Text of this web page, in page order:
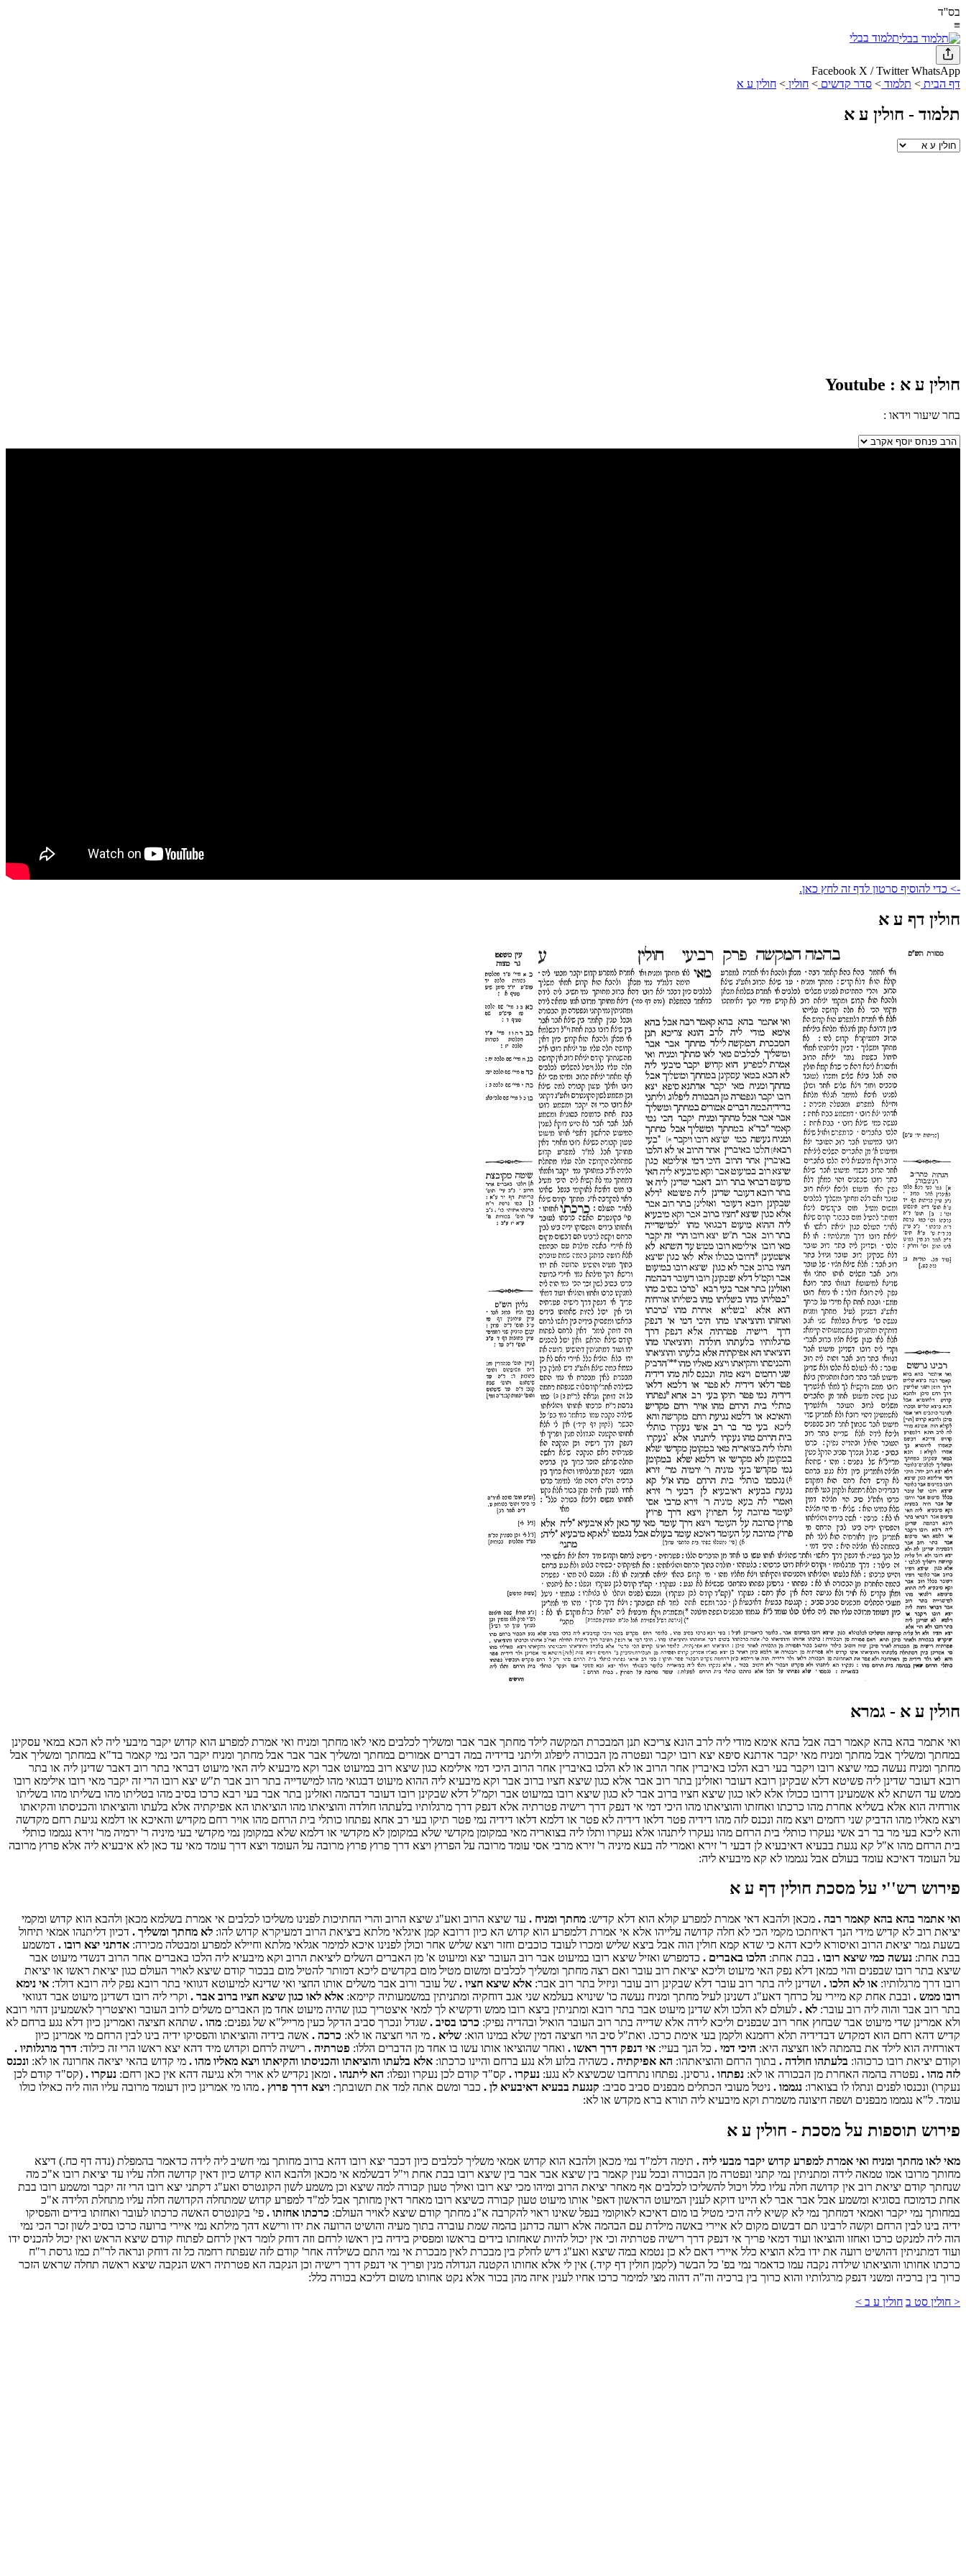
בס''ד
≡
תלמוד בבלי
Facebook X / TwitterWhatsApp
דף הבית > תלמוד > סדר קדשים > חולין > חולין ע א
תלמוד - חולין ע א
חולין ע א : Youtube
בחר שיעור וידאו :
-> כדי להוסיף סרטון לדף זה לחץ כאן.
חולין דף ע א
חולין ע א - גמרא
ואי אתמר בהא בהא קאמר רבה אבל בהא אימא מודי ליה לרב הונא צריכא תנן המבכרת המקשה לילד מחתך אבר אבר ומשליך לכלבים מאי לאו מחתך ומניח ואי אמרת למפרע הוא קדוש יקבר מיבעי ליה לא הכא במאי עסקינן
במחתך ומשליך אבל מחתך ומניח מאי יקבר אדתנא סיפא יצא רובו יקבר ונפטרה מן הבכורה ליפלוג וליתני בדידיה במה דברים אמורים במחתך ומשליך אבר אבר אבל מחתך ומניח יקבר הכי נמי קאמר בד"א במחתך ומשליך אבל
מחתך ומניח נעשה כמי שיצא רובו ויקבר בעי רבא הלכו באיברין אחר הרוב או לא הלכו באיברין אחר הרוב היכי דמי אילימא כגון שיצא רוב במיעוט אבר וקא מיבעיא ליה האי מיעוט דבראי בתר רוב דאבר שדינן ליה או בתר
רובא דעובר שדינן ליה פשיטא דלא שבקינן רובא דעובר ואזלינן בתר רוב אבר אלא כגון שיצא חציו ברוב אבר וקא מיבעיא ליה ההוא מיעוט דבגואי מהו למישדייה בתר רוב אבר ת"ש יצא רובו הרי זה יקבר מאי רובו אילימא רובו
ממש עד השתא לא אשמעינן דרובו ככולו אלא לאו כגון שיצא חציו ברוב אבר לא כגון שיצא רובו במיעוט אבר וקמ"ל דלא שבקינן רובו דעובר דבהמה ואזלינן בתר אבר בעי רבא כרכו בסיב מהו בטליתו מהו בשליתו מהו בשליתו
אורחיה הוא אלא בשליא אחרת מהו כרכתו ואחזתו והוציאתו מהו היכי דמי אי דנפק דרך רישיה פטרתיה אלא דנפק דרך מרגלותיו בלעתהו חולדה והוציאתו מהו הוציאתו הא אפיקתיה אלא בלעתו והוציאתו והכניסתו והקיאתו
ויצא מאליו מהו הדביק שני רחמים ויצא מזה ונכנס לזה מהו דידיה פטר דלאו דידיה לא פטר או דלמא דלאו דידיה נמי פטר תיקו בעי רב אחא נפתחו כותלי בית הרחם מהו אויר רחם מקדיש והאיכא או דלמא נגיעת רחם מקדשה
והא ליכא בעי מר בר רב אשי נעקרו כותלי בית הרחם מהו נעקרו ליתנהו אלא נעקרו ותלו ליה בצואריה מאי במקומן מקדשי שלא במקומן לא מקדשי או דלמא שלא במקומן נמי מקדשי בעי מיניה ר' ירמיה מר' זירא נגממו כותלי
בית הרחם מהו א"ל קא נגעת בבעיא דאיבעיא לן דבעי ר' זירא ואמרי לה בעא מיניה ר' זירא מרבי אסי עומד מרובה על הפרוץ ויצא דרך פרוץ פרוץ מרובה על העומד ויצא דרך עומד מאי עד כאן לא איבעיא ליה אלא פרוץ מרובה
על העומד דאיכא עומד בעולם אבל נגממו לא קא מיבעיא ליה:
פירוש רש''י על מסכת חולין דף ע א
ואי אתמר בהא בהא קאמר רבה . מכאן ולהבא דאי אמרת למפרע קולא הוא דלא קדיש: מחתך ומניח . עד שיצא הרוב ואע"ג שיצא הרוב והרי החתיכות לפנינו משליכו לכלבים אי אמרת בשלמא מכאן ולהבא הוא קדוש ומקמי
יציאת רוב לא קדיש מידי הנך דאיחתכו מקמי הכי לא חלה קדושה עלייהו אלא אי אמרת דלמפרע הוא קדוש הא כיון דרובא קמן איגלאי מלתא ביציאת הרוב דמעיקרא קדוש להו: לא מחתך ומשליך . דכיון דליתנהו אמאי תיחול
בשעת גמר יציאת הרוב ואיסורא ליכא דהא כי שדא קמא חולין הוה אבל ביצא שליש ומכרו לעובד כוכבים וחזר ויצא שליש אחר וכולן לפנינו איכא למימר אגלאי מלתא וחיילא למפרע ומבטלה מכירה: אדתני יצא רובו . דמשמע
בבת אחת: נעשה כמי שיצא רובו . בבת אחת: הלכו באברים . כדמפרש ואזיל שיצא רובו במיעוט אבר רוב העובר יצא ומיעוט א' מן האברים השלים ליציאת הרוב וקא מיבעיא ליה הלכו באברים אחר הרוב דנשדי מיעוט אבר
שיצא בתר רובו שבפנים והוי כמאן דלא נפק האי מיעוט וליכא יציאת רוב עובר ואם רצה מחתך ומשליך לכלבים ומשום מטיל מום בקדשים ליכא דמותר להטיל מום בבכור קודם שיצא לאויר העולם כגון יציאת ראשו או יציאת
רובו דרך מרגלותיו: או לא הלכו . ושדינן ליה בתר רוב עובר דלא שבקינן רוב עובר וניזיל בתר רוב אבר: אלא שיצא חציו . של עובר ורוב אבר משלים אותו החצי ואי שדינא למיעוטא דגוואי בתר רובא נפק ליה רובא דולד: אי נימא
רובו ממש . ובבת אחת קא מיירי על כרחך דאע"ג דשנינן לעיל מחתך ומניח נעשה כו' שינויא בעלמא שני אגב דוחקיה ומתניתין במשמעותיה קיימא: אלא לאו כגון שיצא חציו ברוב אבר . וקרי ליה רובו דשדינן מיעוט אבר דגוואי
בתר רוב אבר והוה ליה רוב עובר: לא . לעולם לא הלכו ולא שדינן מיעוט אבר בתר רובא ומתניתין ביצא רובו ממש ודקשיא לך למאי איצטריך כגון שהיה מיעוט אחד מן האברים משלים לרוב העובר ואיצטריך לאשמעינן דהוי רובא
ולא אמרינן שדי מיעוט אבר שבחוץ אחר רוב שבפנים וליכא לידה אלא שדייה בתר רוב העובר הואיל ובהדיה נפיק: כרכו בסיב . שגדל ונכרך סביב הדקל כעין מרייל"א של גפנים: מהו . שתהא חציצה ואמרינן כיון דלא נגע ברחם לא
קדיש דהא רחם הוא דמקדש דבדידיה תלא רחמנא ולקמן בעי אימת כרכו. ואת"ל סיב הוי חציצה דמין שלא במינו הוא: שליא . מי הוי חציצה או לא: כרכה . אשה בידיה והוציאתו והפסיקו ידיה בינו לבין הרחם מי אמרינן כיון
דאורחיה הוא לילד את בהמתה לאו חציצה היא: היכי דמי . כל הנך בעיי: אי דנפק דרך ראשו . ואחר שהוציאו אותו עשו בו אחד מן הדברים הללו: פטרתיה . רישיה לרחם וקדוש מיד דהא יצא ראשו הרי זה כילוד: דרך מרגלותיו .
וקודם יציאת רובו כרכוהו: בלעתהו חולדה . בתוך הרחם והוציאתהו: הא אפיקתיה . כשהיה בלוע ולא נגע ברחם והיינו כרכתו: אלא בלעתו והוציאתו והכניסתו והקיאתו ויצא מאליו מהו . מי קדוש בהאי יציאה אחרונה או לא: ונכנס
לזה מהו . נפטרה בהמה האחרת מן הבכורה או לא: נפתחו . גרסינן. נפתחו נתרחבו שכשיצא לא נגע: נעקרו . קס"ד קודם לכן נעקרו ונפלו: הא ליתנהו . ומאן נקדיש לא אויר ולא נגיעה דהא אין כאן רחם: נעקרו . (קס"ד קודם לכן
נעקרו) ונכנסו לפנים ונתלו לו בצוארו: נגממו . ניטל מעובי הכתלים מבפנים סביב סביב: קנגעת בבעיא דאיבעיא לן . כבר ומשם אתה למד את תשובתך: ויצא דרך פרוץ . מהו מי אמרינן כיון דעומד מרובה עליו הוה ליה כאילו כולו
עומד. ל"א נגממו מבפנים ושפה חיצונה משמרת וקא מיבעיא ליה תורא ברא מקדש או לא:
פירוש תוספות על מסכת - חולין ע א
מאי לאו מחתך ומניח ואי אמרת למפרע קדוש יקבר מבעי ליה . תימה דלמ"ד נמי מכאן ולהבא הוא קדוש אמאי משליך לכלבים כיון דכבר יצא רובו דהא ברוב מחותך נמי חשיב ליה לידה כדאמר בהמפלת (נדה דף כח.) דיצא
מחותך מרובו אמו טמאה לידה ומתניתין נמי קתני ונפטרה מן הבכורה ובכל ענין קאמר בין שיצא אבר אבר בין שיצא רובו בבת אחת וי"ל דבשלמא אי מכאן ולהבא הוא קדוש כיון דאין קדושה חלה עליו עד יציאת רובו א"כ מה
שנחתך קודם יציאת רוב אין קדושה חלה עליו כלל ויכול להשליכו לכלבים אף מאחר יציאת הרוב ומיהו מכי יצא רובו ואילך טעון קבורה למה שיצא וכן משמע לשון הקונטרס ואע"ג דקתני יצא רובו הרי זה יקבר ומשמע רובו בבת
אחת כדמוכח בסוגיא ומשמע אבל אבר אבר לא היינו דוקא לענין המיעוט הראשון דאפי' אותו מיעוט טעון קבורה כשיצא רובו מאחר דאין מחותך אבל למ"ד למפרע קדוש שמתחלה הקדושה חלה עליו מתחלת הלידה א"כ
במחותך נמי יקבר ואמאי דמחתך נמי לא קשיא ליה היכי מטיל בו מום דאיכא לאוקומי בנפל שאינו ראוי להקרבה א"נ מחתך קודם שיצא לאויר העולם: כרכתו אחזתו . פי' בקונטרס האשה כרכתו לעובר ואחזתו בידים והפסיקו
ידיה בינו לבין הרחם וקשה לרבינו תם דבשום מקום לא איירי באשה מילדת עם הבהמה אלא רועה כדתנן בהמה שמת עוברה בתוך מעיה והושיט הרועה את ידו ורישא דהך מילתא נמי איירי ברועה כרכו בסיב לשון זכר הכי נמי
הוה ליה למנקט כרכו ואחזו והוציאו ועוד דמאי פריך אי דנפק דרך רישיה פטרתיה וכי אין יכול להיות שאחזתו בידים בראשו ומפסיק בידיה בין ראשו לרחם וזה דוחק לומר דאין לרחם לפתוח קודם שיצא הראש ואין יכול להכניס ידו
ועוד דמתניתין דהושיט רועה את ידו בלא הוציא כלל איירי דאם לא כן נטמא במה שיצא ואע"ג דיש לחלק בין מבכרת לאין מבכרת אי נמי התם כשילדה אחר' קודם לזה שנפתח רחמה כל זה דוחק ונראה לר"ת כמו גרסת ר"ח
כרכתו אחותו והוציאתו שילדה נקבה עמו כדאמר נמי בפ' כל הבשר (לקמן חולין דף קיד.) אין לי אלא אחותו הקטנה הגדולה מנין ופריך אי דנפק דרך רישיה וכן הנקבה הא פטרתיה ראש הנקבה שיצא ראשה תחלה שראש הזכר
כרוך בין ברכיה ומשני דנפק מרגלותיו והוא כרוך בין ברכיה וה"ה דהוה מצי למימר כרכו אחיו לענין איזה מהן בכור אלא נקט אחותו משום דליכא בכורה כלל:
< חולין סט ב חולין ע ב >